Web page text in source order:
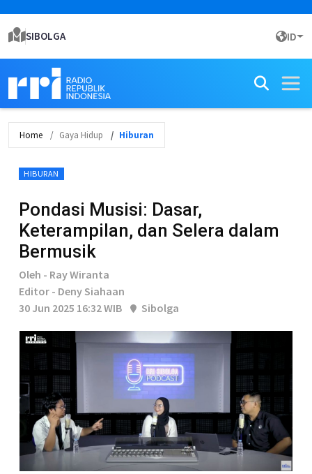
SIBOLGA ID
Home Gaya Hidup Hiburan
HIBURAN
Pondasi Musisi: Dasar,
Keterampilan, dan Selera dalam
Bermusik
Oleh - Ray Wiranta
Editor - Deny Siahaan
30 Jun 2025 16:32 WIB
Sibolga